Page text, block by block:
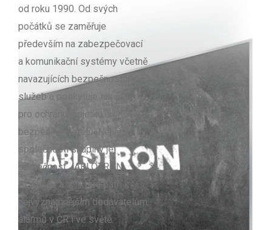
od roku 1990. Od svých
počátků se zaměřuje
především na zabezpečovací
a komunikační systémy včetně
navazujících bezpečnostních
služeb a poskytuje tak řešení
pro ochranu majetku, zdraví a
bezpečí uživatelů. Největší
společností skupiny je
společnost JABLOTRON
ALARMS a. s., která patří k
nejvýznamnějším dodavatelům
alarmů v ČR i ve světě.